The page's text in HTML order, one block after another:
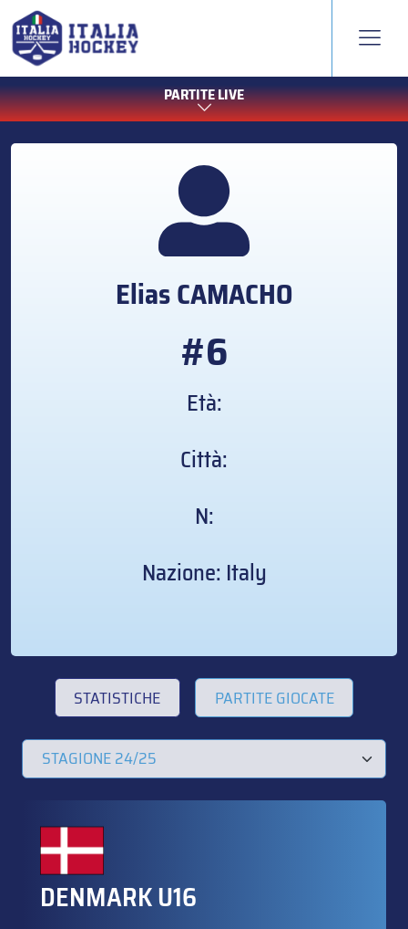
PARTITE LIVE
EliasCAMACHO
#6
Età:
Città:
N:
Nazione: Italy
STATISTICHE PARTITE GIOCATE
DENMARK U16